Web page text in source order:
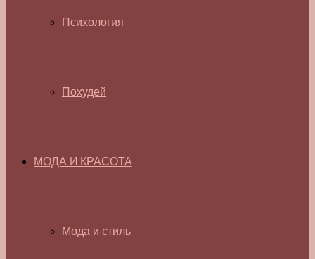
Психология
Похудей
МОДА И КРАСОТА
Мода и стиль